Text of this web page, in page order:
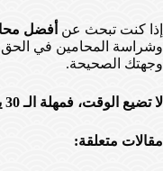
إذا كنت تبحث عن أفضل
وشراسة المحامين في
وجهتك الصحيحة.
لا تضيع الوقت، فمهلة الـ 30 يوماً تنقضي بسرعة.
مقالات متعلقة: